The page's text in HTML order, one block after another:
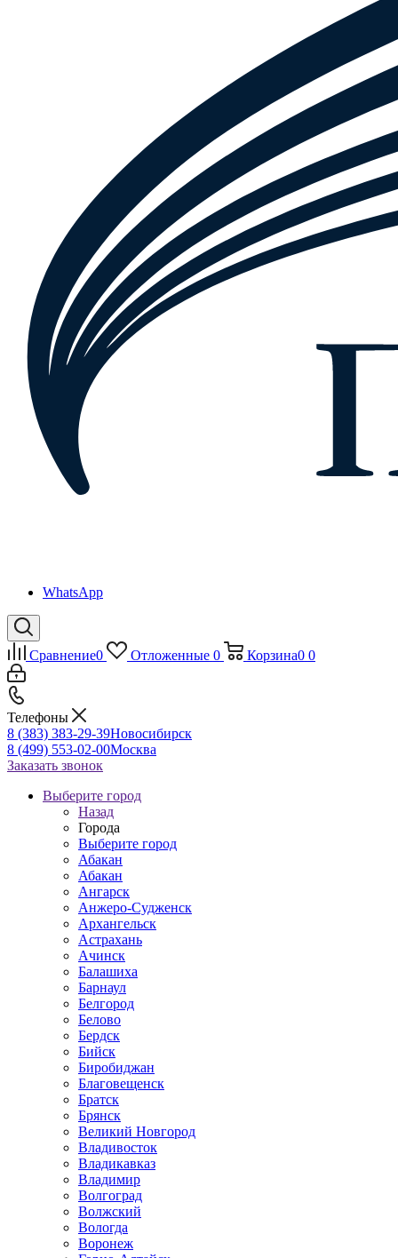
WhatsApp
Сравнение0 Отложенные 0 Корзина0 0
Телефоны
8 (383) 383-29-39Новосибирск
8 (499) 553-02-00Москва
Заказать звонок
Выберите город
Назад
Города
Выберите город
Абакан
Абакан
Ангарск
Анжеро-Судженск
Архангельск
Астрахань
Ачинск
Балашиха
Барнаул
Белгород
Белово
Бердск
Бийск
Биробиджан
Благовещенск
Братск
Брянск
Великий Новгород
Владивосток
Владикавказ
Владимир
Волгоград
Волжский
Вологда
Воронеж